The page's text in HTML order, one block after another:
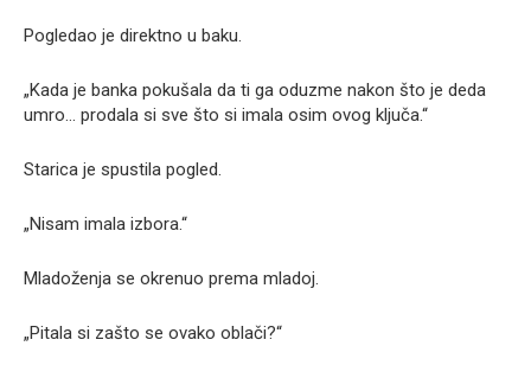
Pogledao je direktno u baku.
„Kada je banka pokušala da ti ga oduzme nakon što je deda
umro… prodala si sve što si imala osim ovog ključa.“
Starica je spustila pogled.
„Nisam imala izbora.“
Mladoženja se okrenuo prema mladoj.
„Pitala si zašto se ovako oblači?“